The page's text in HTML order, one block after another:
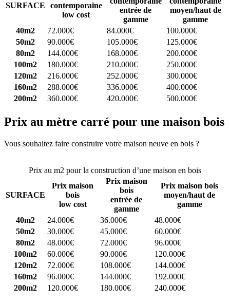
SURFACE
contemporaine
low cost
entrée de
gamme
moyen/haut de
gamme
40m2
72.000€ 84.000€
100.000€
50m2
90.000€ 105.000€
125.000€
80m2
144.000€ 168.000€
200.000€
100m2
180.000€ 210.000€
250.000€
120m2
216.000€ 252.000€
300.000€
160m2
288.000€ 336.000€
400.000€
200m2
360.000€ 420.000€ 500.000€
Prix au mètre carré pour une maison bois
Vous souhaitez faire construire votre maison neuve en bois ?
Prix au m2 pour la construction d’une maison en bois
SURFACE
Prix maison
bois
low cost
Prix maison
bois
entrée de
gamme
Prix maison bois
moyen/haut de
gamme
40m2
24.000€ 36.000€
48.000€
50m2
30.000€ 45.000€
60.000€
80m2
48.000€ 72.000€
96.000€
100m2
60.000€ 90.000€
120.000€
120m2
72.000€ 108.000€
144.000€
160m2
96.000€ 144.000€
192.000€
200m2
120.000€ 180.000€ 240.000€